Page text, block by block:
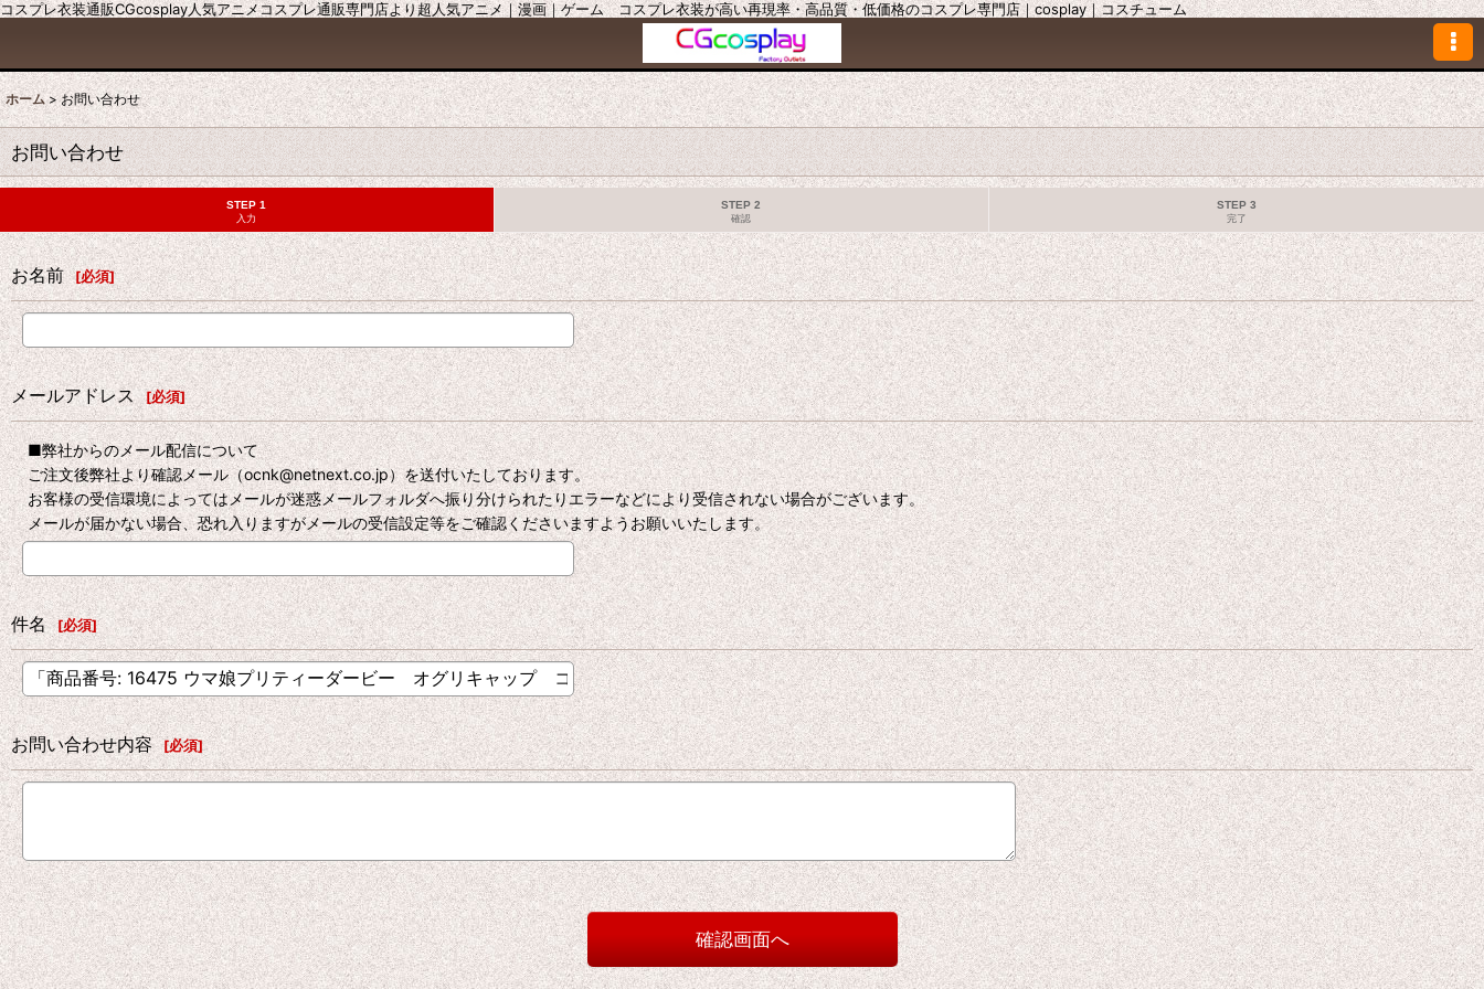
コスプレ衣装通販CGcosplay人気アニメコスプレ通販専門店より超人気アニメ｜漫画｜ゲーム コスプレ衣装が高い再現率・高品質・低価格のコスプレ専門店｜cosplay｜コスチューム
ホーム > お問い合わせ
お問い合わせ
STEP 1
入力
STEP 2
確認
STEP 3
完了
お名前 [必須]
メールアドレス [必須]
■弊社からのメール配信について
ご注文後弊社より確認メール（ocnk@netnext.co.jp）を送付いたしております。
お客様の受信環境によってはメールが迷惑メールフォルダへ振り分けられたりエラーなどにより受信されない場合がございます。
メールが届かない場合、恐れ入りますがメールの受信設定等をご確認くださいますようお願いいたします。
件名 [必須]
お問い合わせ内容 [必須]
確認画面へ